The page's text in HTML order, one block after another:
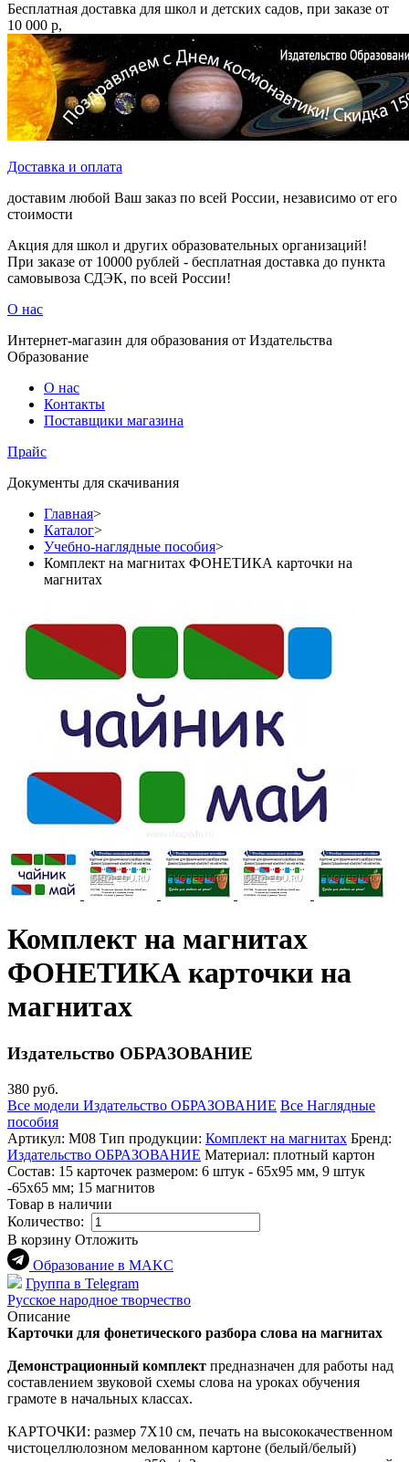
Бесплатная доставка для школ и детских садов, при заказе от
10 000 р,
Доставка и оплата
доставим любой Ваш заказ по всей России, независимо от его
стоимости
Акция для школ и других образовательных организаций!
При заказе от 10000 рублей - бесплатная доставка до пункта
самовывоза СДЭК, по всей России!
О нас
Интернет-магазин для образования от Издательства
Образование
О нас
Контакты
Поставщики магазина
Прайс
Документы для скачивания
Главная>
Каталог>
Учебно-наглядные пособия>
Комплект на магнитах ФОНЕТИКА карточки на
магнитах
Комплект на магнитах
ФОНЕТИКА карточки на
магнитах
Издательство ОБРАЗОВАНИЕ
380 руб.
Все модели Издательство ОБРАЗОВАНИЕ Все Наглядные
пособия
Артикул: М08 Тип продукции: Комплект на магнитах Бренд:
Издательство ОБРАЗОВАНИЕ Материал: плотный картон
Состав: 15 карточек размером: 6 штук - 65х95 мм, 9 штук
-65х65 мм; 15 магнитов
Товар в наличии
Количество:
В корзину Отложить
Образование в МАKC
Группа в Telegram
Русское народное творчество
Описание
Карточки для фонетического разбора слова на магнитах
Демонстрационный комплект предназначен для работы над
составлением звуковой схемы слова на уроках обучения
грамоте в начальных классах.
КАРТОЧКИ: размер 7Х10 см, печать на высококачественном
чистоцеллюлозном мелованном картоне (белый/белый)